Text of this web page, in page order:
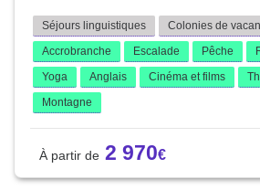
Séjours linguistiques
Colonies de
Accrobranche
Escalade Pêche
Yoga
Anglais Cinéma et films
Montagne
2 970